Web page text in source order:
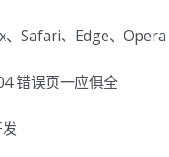
Safari、Edge、Opera
错误页一应俱全